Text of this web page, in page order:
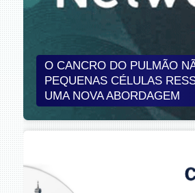
O CANCRO DO PULMÃO
PEQUENAS CÉLULAS
UMA NOVA ABORDAGEM